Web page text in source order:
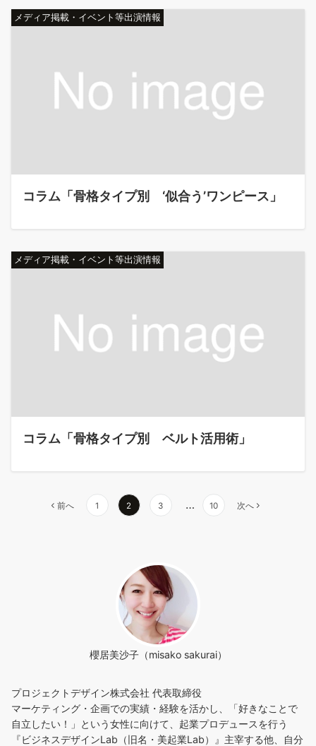
メディア掲載・イベント等出演情報
コラム「骨格タイプ別 ‘似合う’ワンピース」
メディア掲載・イベント等出演情報
コラム「骨格タイプ別 ベルト活用術」
ン
前へ 1 2 3 … 10 次へ
櫻居美沙子（misako sakurai）
プロジェクトデザイン株式会社 代表取締役
マーケティング・企画での実績・経験を活かし、「好きなことで
自立したい！」という女性に向けて、起業プロデュースを行う
『ビジネスデザインLab（旧名・美起業Lab）』主宰する他、自分